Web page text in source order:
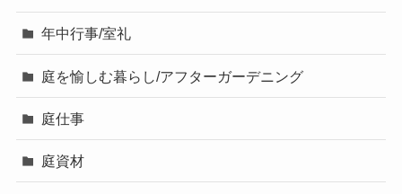
年中行事/室礼
庭を愉しむ暮らし/アフターガーデニング
庭仕事
庭資材